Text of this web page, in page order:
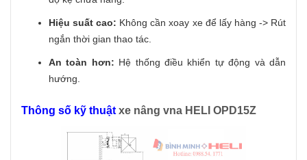
Hiệu suất cao: Không cần xoay xe để lấy hàng -> Rút
ngắn thời gian thao tác.
An toàn hơn: Hệ thống điều khiển tự động và dẫn
hướng.
Thông số kỹ thuật xe nâng vna HELI OPD15Z